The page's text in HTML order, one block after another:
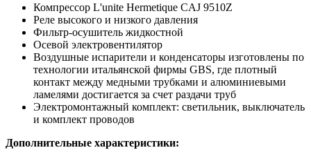
Компрессор L'unite Hermetique CAJ 9510Z
Реле высокого и низкого давления
Фильтр-осушитель жидкостной
Осевой электровентилятор
Воздушные испарители и конденсаторы изготовлены по
технологии итальянской фирмы GBS, где плотный
контакт между медными трубками и алюминиевыми
ламелями достигается за счет раздачи труб
Электромонтажный комплект: светильник, выключатель
и комплект проводов
Дополнительные характеристики: